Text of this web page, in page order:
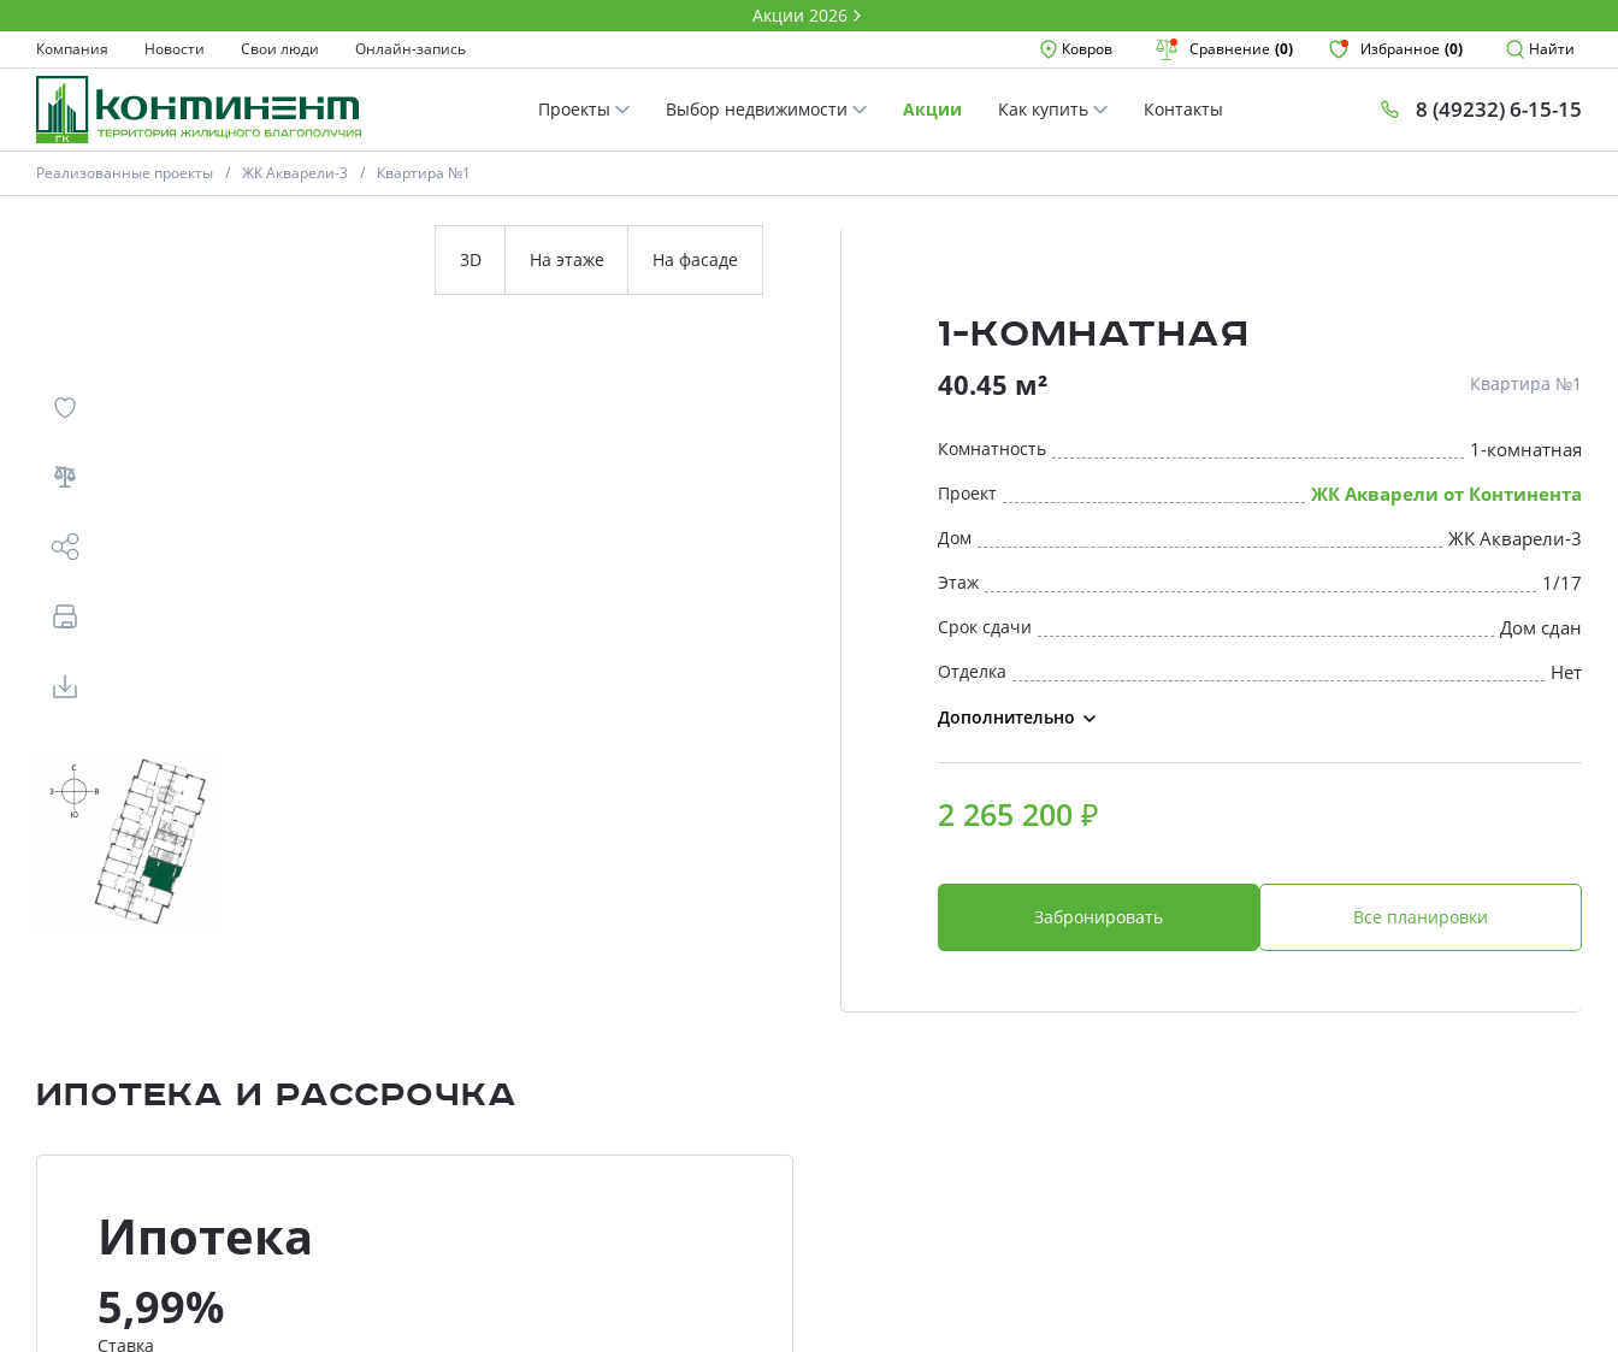
Акции 2026
Компания Новости Свои люди Онлайн-запись Ковров Сравнение (0) Избранное (0) Найти
Проекты Выбор недвижимости Акции Как купить Контакты 8 (49232) 6-15-15
×
Проекты
Свои Люди
Офис продаж
О компании
Онлайн-запись
Реализованные проекты ЖК Акварели-3 Квартира №1
Поиск
3D На этаже На фасаде
1-комнатная
40.45 м² Квартира №1
Комнатность 1-комнатная
Проект ЖК Акварели от Континента
Дом ЖК Акварели-3
Этаж 1/17
Срок сдачи Дом сдан
Отделка Нет
Дополнительно
2 265 200 ₽
Забронировать Все планировки
* Скидки предоставляются в
Ипотека и Рассрочка
Ипотека
5,99%
Ставка